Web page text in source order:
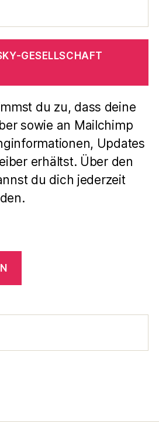
GESELLSCHAFT
du zu, dass deine
sowie an Mailchimp
Updates
erhältst. Über den
du dich jederzeit